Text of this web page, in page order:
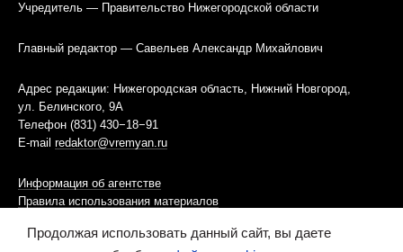
Учредитель — Правительство Нижегородской области
Главный редактор — Савельев Александр Михайлович
Адрес редакции: Нижегородская область, Нижний Новгород,
ул. Белинского, 9А
Телефон (831) 430−18−91
E-mail redaktor@vremyan.ru
Информация об агентстве
Правила использования материалов
Информационная политика использования «cookies»-файлов
Продолжая использовать данный сайт, вы даете